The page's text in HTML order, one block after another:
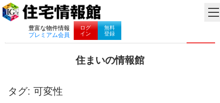
豊富な物件情報
プレミアム会員
ログ
イン
無料
登録
ナビゲーション
住まいの情報館
い
と
タグ: 可変性